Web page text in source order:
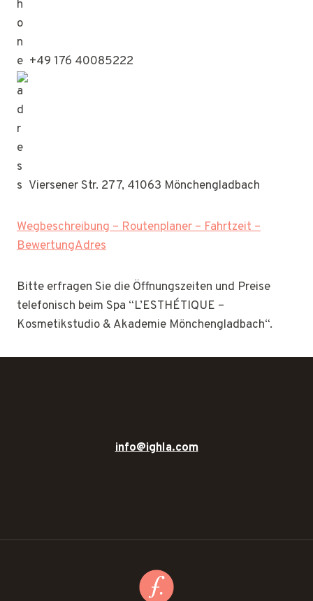
+49 176 40085222
Viersener Str. 277, 41063 Mönchengladbach
Wegbeschreibung – Routenplaner – Fahrtzeit –
BewertungAdres
Bitte erfragen Sie die Öffnungszeiten und Preise
telefonisch beim Spa “L’ESTHÉTIQUE –
Kosmetikstudio & Akademie Mönchengladbach“.
info@ighla.com